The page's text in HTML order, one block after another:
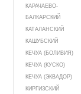
КАРАЧАЕВО-
БАЛКАРСКИЙ
КАТАЛАНСКИЙ
КАШУБСКИЙ
КЕЧУА (БОЛИВИЯ)
КЕЧУА (КУСКО)
КЕЧУА (ЭКВАДОР)
КИРГИЗСКИЙ